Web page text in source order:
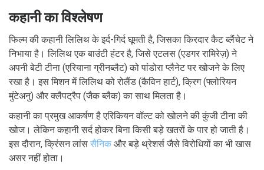
कहानी का विश्लेषण
फिल्म की कहानी लिलिथ के इर्द-गिर्द घूमती है, जिसका किरदार कैट ब्लैंचेट ने
निभाया है। लिलिथ एक बाउंटी हंटर है, जिसे एटलस (एडगर रामिरेज़) ने
अपनी बेटी टीना (एरियाना ग्रीनब्लैट) को पांडोरा प्लैनेट पर खोजने के लिए
रखा है। इस मिशन में लिलिथ को रोलैंड (कैविन हार्ट), क्रिग (फ्लोरियन
मुंटेअनु) और क्लैपट्रैप (जैक ब्लैक) का साथ मिलता है।
कहानी का प्रमुख आकर्षण है एरिकियन वॉल्ट को खोलने की कुंजी टीना की
खोज। लेकिन कहानी सर्द होकर बिना किसी बड़े खतरों के पार हो जाती है।
इस दौरान, क्रिंसन लांस सैनिक और बड़े थ्रेशर्स जैसे विरोधियों का भी खास
असर नहीं होता।